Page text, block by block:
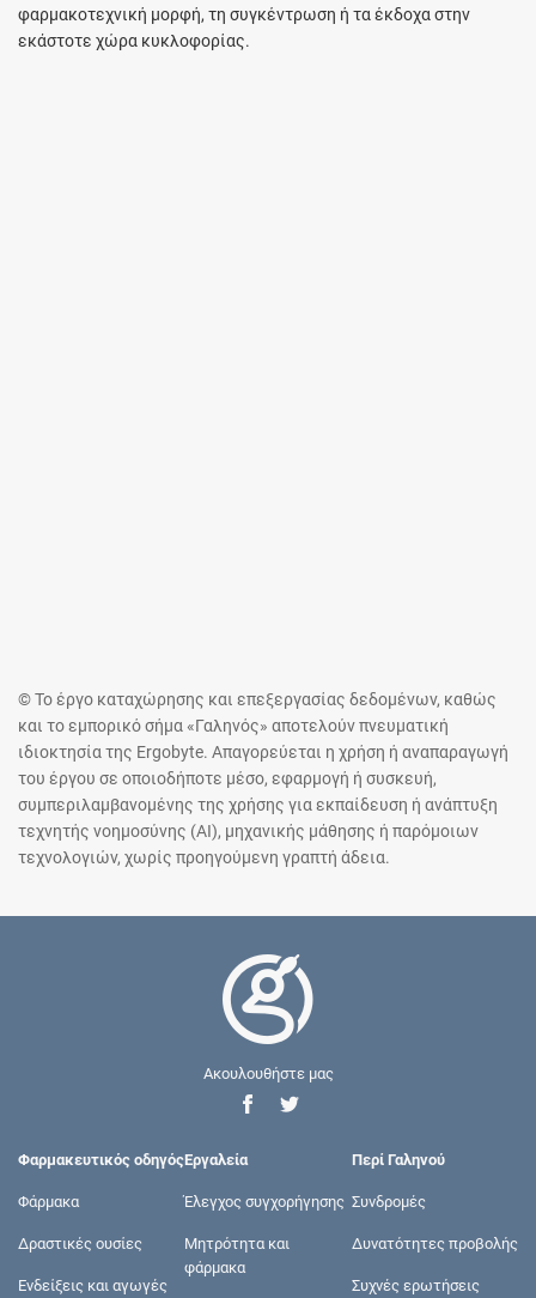
φαρμακοτεχνική μορφή, τη συγκέντρωση ή τα έκδοχα στην
εκάστοτε χώρα κυκλοφορίας.
© Το έργο καταχώρησης και επεξεργασίας δεδομένων, καθώς
και το εμπορικό σήμα «Γαληνός» αποτελούν πνευματική
ιδιοκτησία της Ergobyte. Απαγορεύεται η χρήση ή αναπαραγωγή
του έργου σε οποιοδήποτε μέσο, εφαρμογή ή συσκευή,
συμπεριλαμβανομένης της χρήσης για εκπαίδευση ή ανάπτυξη
τεχνητής νοημοσύνης (AI), μηχανικής μάθησης ή παρόμοιων
τεχνολογιών, χωρίς προηγούμενη γραπτή άδεια.
Ακουλουθήστε μας
Φαρμακευτικός οδηγός
Φάρμακα
Δραστικές ουσίες
Ενδείξεις και αγωγές
Εργαλεία
Έλεγχος συγχορήγησης
Μητρότητα και
φάρμακα
Περί Γαληνού
Συνδρομές
Δυνατότητες προβολής
Συχνές ερωτήσεις